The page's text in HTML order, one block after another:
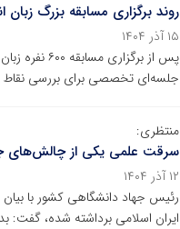
روند برگزاری مسابقه بزرگ
۱۵ آذر ۱۴۰۴
پس از
جلسه‌ای تخصصی برای بررسی نقاط
منتظری:
سرقت علمی یکی از چالش‌های
۱۲ آذر ۱۴۰۴
ایران اسلامی برداشته شده، گفت: